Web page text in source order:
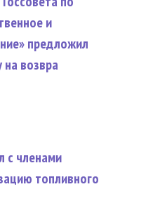
и
предложил
возвра
с членами
топливного